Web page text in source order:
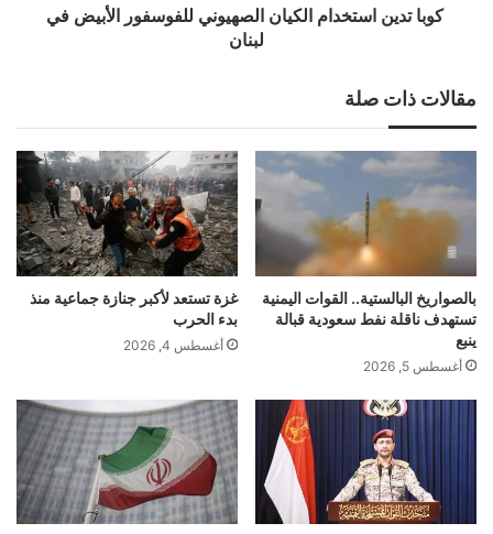
كوبا تدين استخدام الكيان الصهيوني للفوسفور الأبيض في
لبنان
مقالات ذات صلة
بالصواريخ البالستية.. القوات اليمنية
تستهدف ناقلة نفط سعودية قبالة
ينبع
أغسطس 5, 2026
غزة تستعد لأكبر جنازة جماعية منذ
بدء الحرب
أغسطس 4, 2026